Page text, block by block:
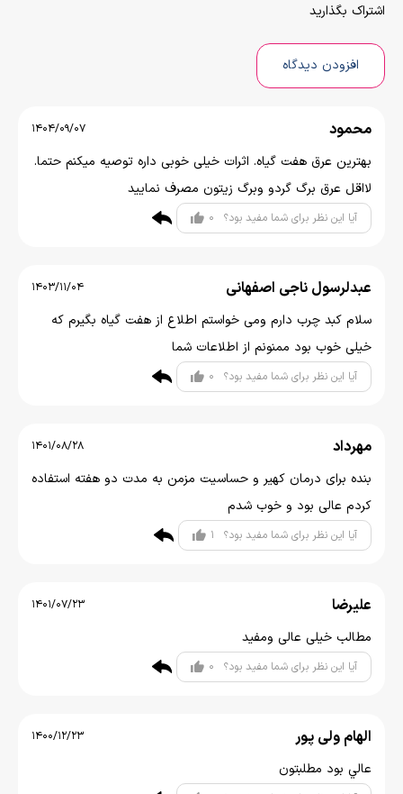
اشتراک بگذارید
افزودن دیدگاه
محمود 1404/09/07
بهترین عرق هفت گیاه. اثرات خیلی خوبی داره توصیه میکنم حتما.
لااقل عرق برگ گردو وبرگ زیتون مصرف نمایید
آیا این نظر برای شما مفید بود؟ 0
عبدلرسول ناجی اصفهانی 1403/11/04
سلام کبد چرب دارم ومی خواستم اطلاع از هفت گیاه بگیرم که
خیلی خوب بود ممنونم از اطلاعات شما
آیا این نظر برای شما مفید بود؟ 0
مهرداد 1401/08/28
بنده برای درمان کهیر و حساسیت مزمن به مدت دو هفته استفاده
کردم عالی بود و خوب شدم
آیا این نظر برای شما مفید بود؟ 1
علیرضا 1401/07/23
مطالب خیلی عالی ومفید
آیا این نظر برای شما مفید بود؟ 0
الهام ولی پور 1400/12/23
عالي بود مطلبتون